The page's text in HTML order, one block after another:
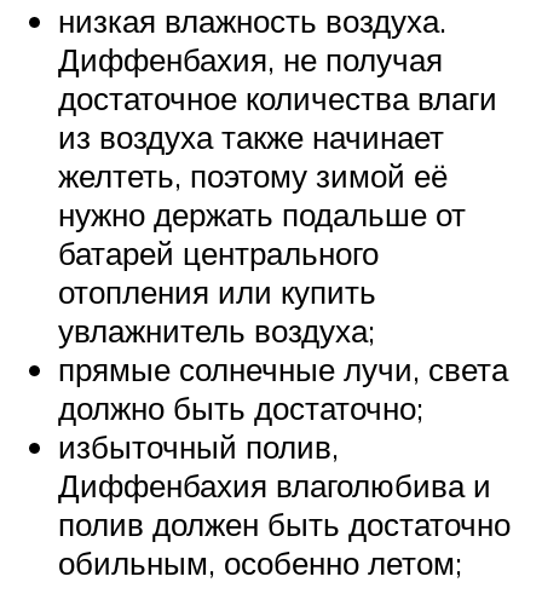
низкая влажность воздуха.
Диффенбахия, не получая
достаточное количества влаги
из воздуха также начинает
желтеть, поэтому зимой её
нужно держать подальше от
батарей центрального
отопления или купить
увлажнитель воздуха;
прямые солнечные лучи, света
должно быть достаточно;
избыточный полив,
Диффенбахия влаголюбива и
полив должен быть достаточно
обильным, особенно летом;